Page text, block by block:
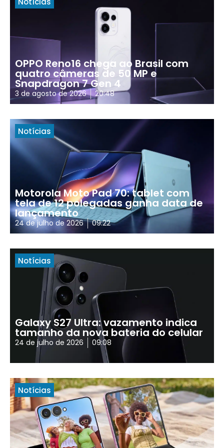
OPPO Reno16 chega ao Brasil com
quatro câmeras de 50 MP e
Snapdragon 7 Gen 4
3 de agosto de 2026 20:48
Notícias
Motorola Moto Pad 70: tablet com
tela de 12 polegadas ganha data de
lançamento
24 de julho de 2026 09:22
Notícias
Galaxy S27 Ultra: vazamento indica
tamanho da nova bateria do celular
24 de julho de 2026 09:08
Notícias